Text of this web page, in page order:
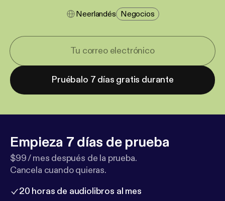
Neerlandés Negocios
Pruébalo 7 días gratis durante
Empieza 7 días de prueba
$99 / mes después de la prueba.
Cancela cuando quieras.
20 horas de audiolibros al mes